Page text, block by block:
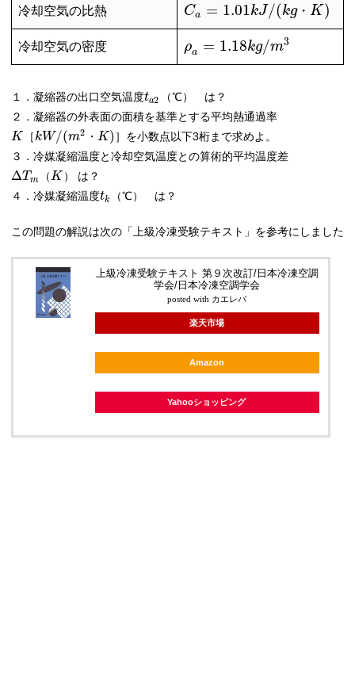
冷却空気の比熱 Ca = 1.01kJ/(kg・ K)
冷却空気の密度 ρa = 1.18kg/m3
１．凝縮器の出口空気温度ta2
（℃） は？
２．凝縮器の外表面の面積を基準とする平均熱通過率
K
［kW/(m2 ・ K) ］ を小数点以下3桁まで求めよ。
３．冷媒凝縮温度と冷却空気温度との算術的平均温度差
ΔTm （K ）
は？
４．冷媒凝縮温度tk （℃） は？
この問題の解説は次の「上級冷凍受験テキスト」を参考にしました
上級冷凍受験テキスト 第９次改訂/日本冷凍空調
学会/日本冷凍空調学会
posted with カエレバ
楽天市場
Amazon
Yahooショッピング